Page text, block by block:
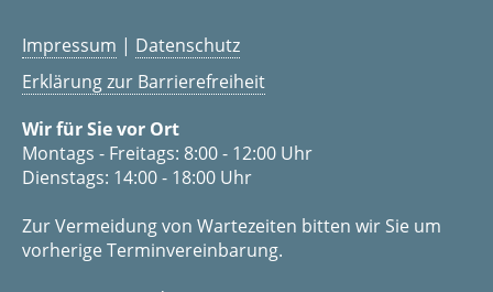
Impressum | Datenschutz
Erklärung zur Barrierefreiheit
Wir für Sie vor Ort
Montags - Freitags: 8:00 - 12:00 Uhr
Dienstags: 14:00 - 18:00 Uhr
Zur Vermeidung von Wartezeiten bitten wir Sie um
vorherige Terminvereinbarung.